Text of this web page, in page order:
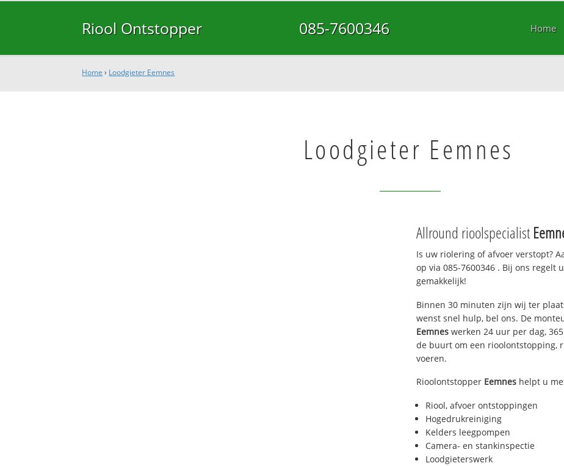
Riool Ontstopper 085-7600346 Home
Home › Loodgieter Eemnes
Loodgieter Eemnes
Allround rioolspecialist
Is uw riolering of afvoer verstopt?
op via 085-7600346 . Bij ons regelt
gemakkelijk!
Binnen 30 minuten zijn wij ter
wenst snel hulp, bel ons. De
Eemnes werken 24 uur per dag,
de buurt om een rioolontstopping,
voeren.
Rioolontstopper Eemnes helpt u
Riool, afvoer ontstoppingen
Hogedrukreiniging
Kelders leegpompen
Camera- en stankinspectie
Loodgieterswerk